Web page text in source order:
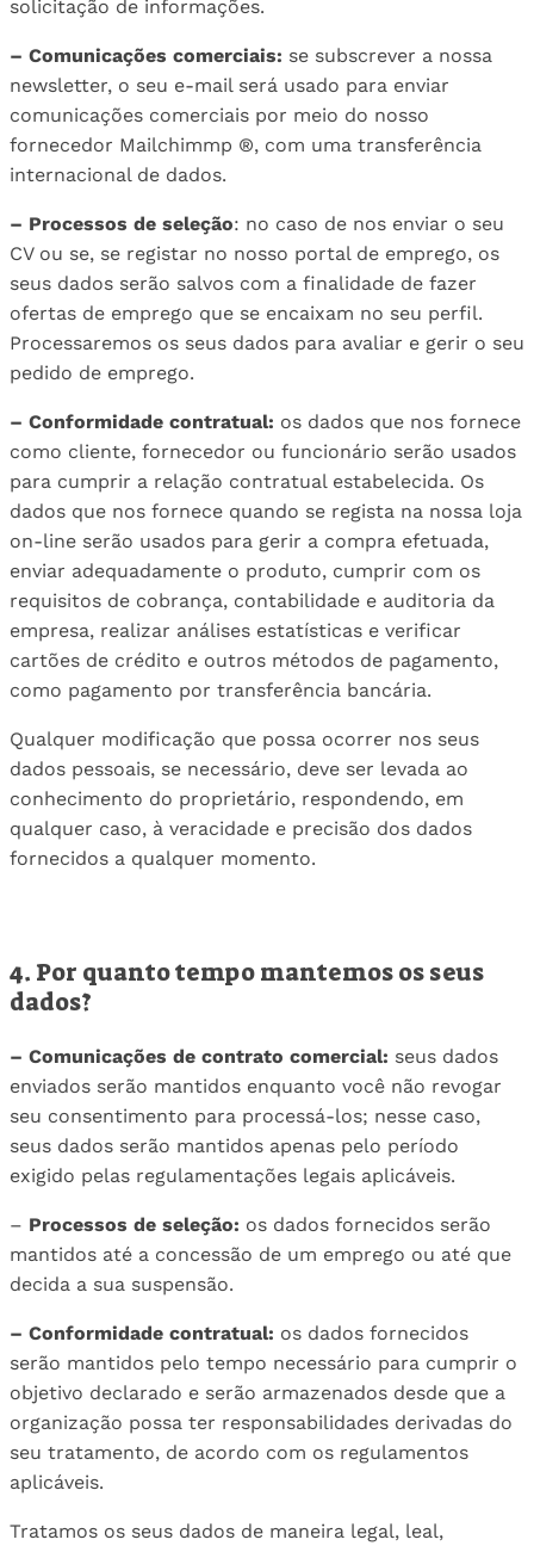
solicitação de informações.
– Comunicações comerciais: se subscrever a nossa
newsletter, o seu e-mail será usado para enviar
comunicações comerciais por meio do nosso
fornecedor Mailchimmp ®, com uma transferência
internacional de dados.
– Processos de seleção: no caso de nos enviar o seu
CV ou se, se registar no nosso portal de emprego, os
seus dados serão salvos com a finalidade de fazer
ofertas de emprego que se encaixam no seu perfil.
Processaremos os seus dados para avaliar e gerir o seu
pedido de emprego.
– Conformidade contratual: os dados que nos fornece
como cliente, fornecedor ou funcionário serão usados ​​
para cumprir a relação contratual estabelecida. Os
dados que nos fornece quando se regista na nossa loja
on-line serão usados ​​para gerir a compra efetuada,
enviar adequadamente o produto, cumprir com os
requisitos de cobrança, contabilidade e auditoria da
empresa, realizar análises estatísticas e verificar
cartões de crédito e outros métodos de pagamento,
como pagamento por transferência bancária.
Qualquer modificação que possa ocorrer nos seus
dados pessoais, se necessário, deve ser levada ao
conhecimento do proprietário, respondendo, em
qualquer caso, à veracidade e precisão dos dados
fornecidos a qualquer momento.
4. Por quanto tempo mantemos os seus
dados?
– Comunicações de contrato comercial: seus dados
enviados serão mantidos enquanto você não revogar
seu consentimento para processá-los; nesse caso,
seus dados serão mantidos apenas pelo período
exigido pelas regulamentações legais aplicáveis.
– Processos de seleção: os dados fornecidos serão
mantidos até a concessão de um emprego ou até que
decida a sua suspensão.
– Conformidade contratual: os dados fornecidos
serão mantidos pelo tempo necessário para cumprir o
objetivo declarado e serão armazenados desde que a
organização possa ter responsabilidades derivadas do
seu tratamento, de acordo com os regulamentos
aplicáveis.
Tratamos os seus dados de maneira legal, leal,